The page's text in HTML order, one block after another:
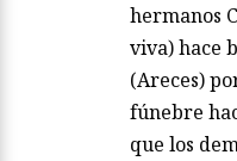
hermanos
viva) hace
(Areces)
fúnebre
que los